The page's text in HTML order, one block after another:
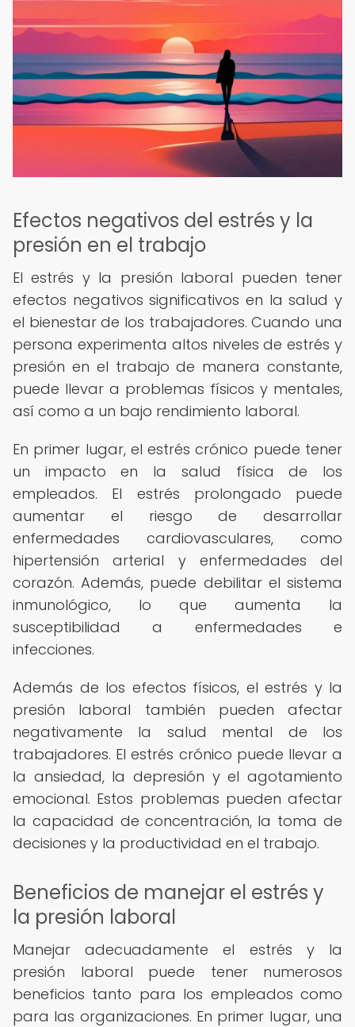
Efectos negativos del estrés y la
presión en el trabajo
El estrés y la presión laboral pueden tener
efectos negativos significativos en la salud y
el bienestar de los trabajadores. Cuando una
persona experimenta altos niveles de estrés y
presión en el trabajo de manera constante,
puede llevar a problemas físicos y mentales,
así como a un bajo rendimiento laboral.
En primer lugar, el estrés crónico puede tener
un impacto en la salud física de los
empleados. El estrés prolongado puede
aumentar el riesgo de desarrollar
enfermedades cardiovasculares, como
hipertensión arterial y enfermedades del
corazón. Además, puede debilitar el sistema
inmunológico, lo que aumenta la
susceptibilidad a enfermedades e
infecciones.
Además de los efectos físicos, el estrés y la
presión laboral también pueden afectar
negativamente la salud mental de los
trabajadores. El estrés crónico puede llevar a
la ansiedad, la depresión y el agotamiento
emocional. Estos problemas pueden afectar
la capacidad de concentración, la toma de
decisiones y la productividad en el trabajo.
Beneficios de manejar el estrés y
la presión laboral
Manejar adecuadamente el estrés y la
presión laboral puede tener numerosos
beneficios tanto para los empleados como
para las organizaciones. En primer lugar, una